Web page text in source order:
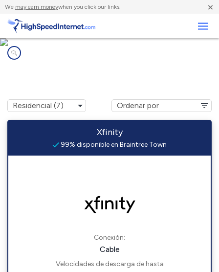
We may earn moneywhen you click our links. ×
Xfinity
99% disponible en Braintree Town
Conexión:
Cable
Velocidades de descarga de hasta